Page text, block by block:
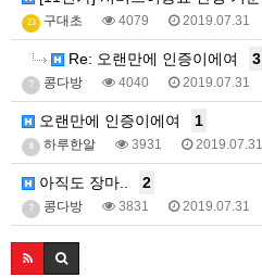
23 구대초 4079 2019.07.31
Re: 오랜만에 인증이에여 3
7 콩다방 4040 2019.07.31
오랜만에 인증이에여 1
하루한알 3931 2019.07.31
아직도 장마.. 2
7 콩다방 3831 2019.07.31